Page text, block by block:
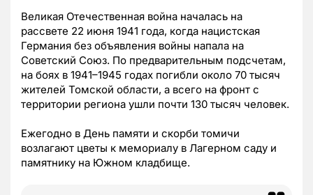
Великая Отечественная война началась на
рассвете 22 июня 1941 года, когда нацистская
Германия без объявления войны напала на
Советский Союз. По предварительным подсчетам,
на боях в 1941–1945 годах погибли около 70 тысяч
жителей Томской области, а всего на фронт с
территории региона ушли почти 130 тысяч человек.
Ежегодно в День памяти и скорби томичи
возлагают цветы к мемориалу в Лагерном саду и
памятнику на Южном кладбище.